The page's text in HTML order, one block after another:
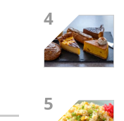
4
5